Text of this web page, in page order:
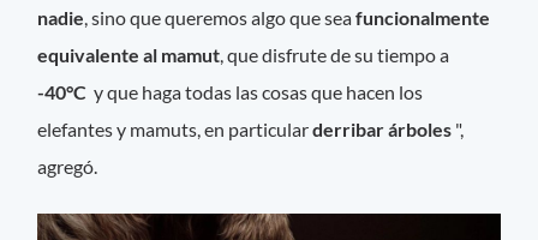
nadie, sino que queremos algo que seafuncionalmente
equivalente al mamut, que disfrute de su tiempo a
-40°C y que haga todas las cosas que hacen los
elefantes y mamuts, en particularderribar árboles ",
agregó.